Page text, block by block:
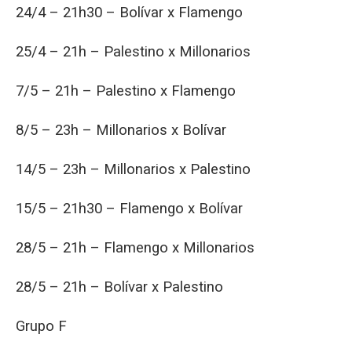
24/4 – 21h30 – Bolívar x Flamengo
25/4 – 21h – Palestino x Millonarios
7/5 – 21h – Palestino x Flamengo
8/5 – 23h – Millonarios x Bolívar
14/5 – 23h – Millonarios x Palestino
15/5 – 21h30 – Flamengo x Bolívar
28/5 – 21h – Flamengo x Millonarios
28/5 – 21h – Bolívar x Palestino
Grupo F